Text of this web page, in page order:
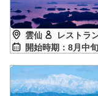
雲仙 レストラ
開始時期：8月中